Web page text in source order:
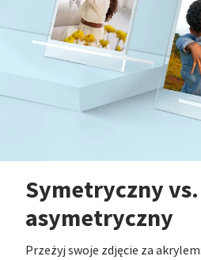
Symetryczny vs.
asymetryczny
Przeżyj swoje zdjęcie za